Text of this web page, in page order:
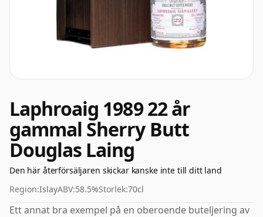
Laphroaig 1989 22 år
gammal Sherry Butt
Douglas Laing
Den här återförsäljaren skickar kanske inte till ditt land
Region:IslayABV:58.5%Storlek:70cl
Ett annat bra exempel på en oberoende buteljering av